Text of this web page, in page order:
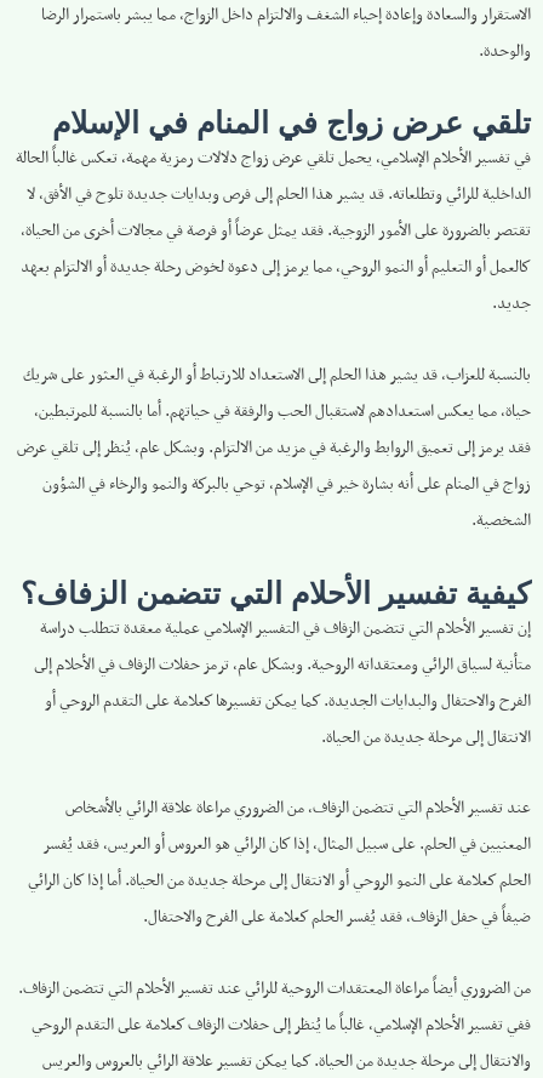
الاستقرار والسعادة وإعادة إحياء الشغف والالتزام داخل الزواج، مما يبشر باستمرار الرضا
والوحدة.
تلقي عرض زواج في المنام في الإسلام
في تفسير الأحلام الإسلامي، يحمل تلقي عرض زواج دلالات رمزية مهمة، تعكس غالباً الحالة
الداخلية للرائي وتطلعاته. قد يشير هذا الحلم إلى فرص وبدايات جديدة تلوح في الأفق، لا
تقتصر بالضرورة على الأمور الزوجية. فقد يمثل عرضاً أو فرصة في مجالات أخرى من الحياة،
كالعمل أو التعليم أو النمو الروحي، مما يرمز إلى دعوة لخوض رحلة جديدة أو الالتزام بعهد
جديد.
بالنسبة للعزاب، قد يشير هذا الحلم إلى الاستعداد للارتباط أو الرغبة في العثور على شريك
حياة، مما يعكس استعدادهم لاستقبال الحب والرفقة في حياتهم. أما بالنسبة للمرتبطين،
فقد يرمز إلى تعميق الروابط والرغبة في مزيد من الالتزام. وبشكل عام، يُنظر إلى تلقي عرض
زواج في المنام على أنه بشارة خير في الإسلام، توحي بالبركة والنمو والرخاء في الشؤون
الشخصية.
كيفية تفسير الأحلام التي تتضمن الزفاف؟
إن تفسير الأحلام التي تتضمن الزفاف في التفسير الإسلامي عملية معقدة تتطلب دراسة
متأنية لسياق الرائي ومعتقداته الروحية. وبشكل عام، ترمز حفلات الزفاف في الأحلام إلى
الفرح والاحتفال والبدايات الجديدة. كما يمكن تفسيرها كعلامة على التقدم الروحي أو
الانتقال إلى مرحلة جديدة من الحياة.
عند تفسير الأحلام التي تتضمن الزفاف، من الضروري مراعاة علاقة الرائي بالأشخاص
المعنيين في الحلم. على سبيل المثال، إذا كان الرائي هو العروس أو العريس، فقد يُفسر
الحلم كعلامة على النمو الروحي أو الانتقال إلى مرحلة جديدة من الحياة. أما إذا كان الرائي
ضيفاً في حفل الزفاف، فقد يُفسر الحلم كعلامة على الفرح والاحتفال.
من الضروري أيضاً مراعاة المعتقدات الروحية للرائي عند تفسير الأحلام التي تتضمن الزفاف.
ففي تفسير الأحلام الإسلامي، غالباً ما يُنظر إلى حفلات الزفاف كعلامة على التقدم الروحي
والانتقال إلى مرحلة جديدة من الحياة. كما يمكن تفسير علاقة الرائي بالعروس والعريس